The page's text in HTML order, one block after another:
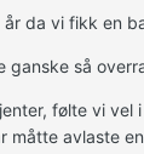
da vi fikk en
ganske så
følte vi
avlaste